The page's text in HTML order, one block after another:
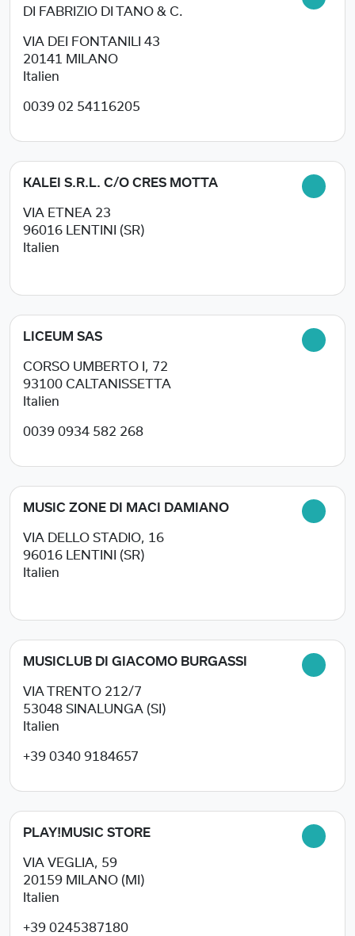
DI FABRIZIO DI TANO & C.
VIA DEI FONTANILI 43
20141
MILANO
Italien
0039 02 54116205
KALEI S.R.L. C/O CRES MOTTA
VIA ETNEA 23
96016
LENTINI (SR)
Italien
LICEUM SAS
CORSO UMBERTO I, 72
93100 CALTANISSETTA
Italien
0039 0934 582 268
MUSIC ZONE DI MACI DAMIANO
VIA DELLO STADIO, 16
96016
LENTINI (SR)
Italien
MUSICLUB DI GIACOMO BURGASSI
VIA TRENTO 212/7
53048 SINALUNGA (SI)
Italien
+39 0340 9184657
PLAY!MUSIC STORE
VIA VEGLIA, 59
20159 MILANO (MI)
Italien
+39 0245387180